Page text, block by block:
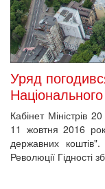
Уряд
Кабінет Міністрів
11 жовтня 2016
державних
Революції Гідності